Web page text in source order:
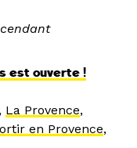
est ouverte !
, La Provence,
en Provence,